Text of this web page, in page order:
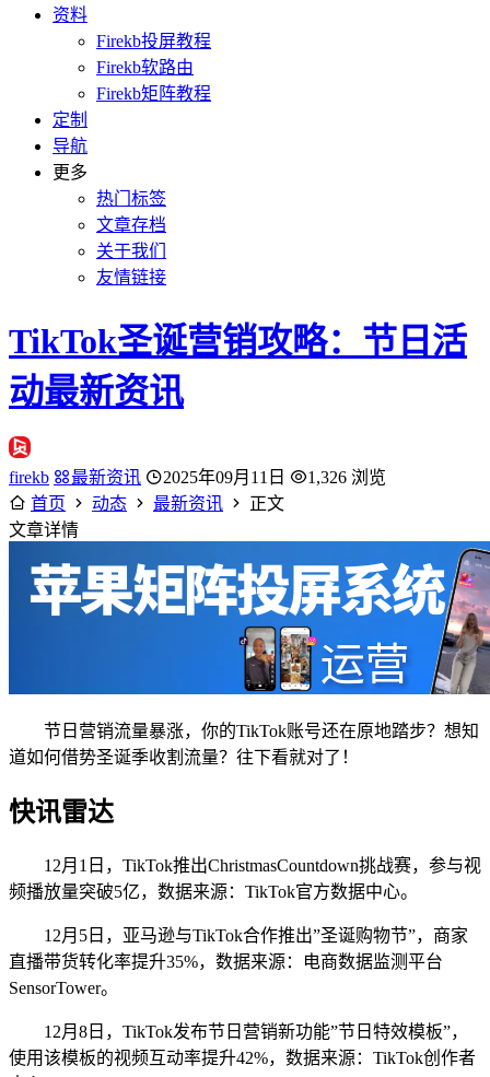
资料
Firekb投屏教程
Firekb软路由
Firekb矩阵教程
定制
导航
更多
热门标签
文章存档
关于我们
友情链接
TikTok圣诞营销攻略：节日活
动最新资讯
firekb 最新资讯 2025年09月11日
1,326 浏览
首页
动态 最新资讯
正文
文章详情
节日营销流量暴涨，你的TikTok账号还在原地踏步？想知
道如何借势圣诞季收割流量？往下看就对了！
快讯雷达
12月1日，TikTok推出ChristmasCountdown挑战赛，参与视
频播放量突破5亿，数据来源：TikTok官方数据中心。
12月5日，亚马逊与TikTok合作推出”圣诞购物节”，商家
直播带货转化率提升35%，数据来源：电商数据监测平台
SensorTower。
12月8日，TikTok发布节日营销新功能”节日特效模板”，
使用该模板的视频互动率提升42%，数据来源：TikTok创作者